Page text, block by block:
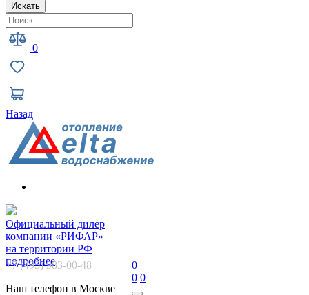
Искать
0
Назад
Официальный дилер
компании «РИФАР»
на территории РФ
подробнее
+7 (495) 983-00-48
Наш телефон в Москве
0
0 0